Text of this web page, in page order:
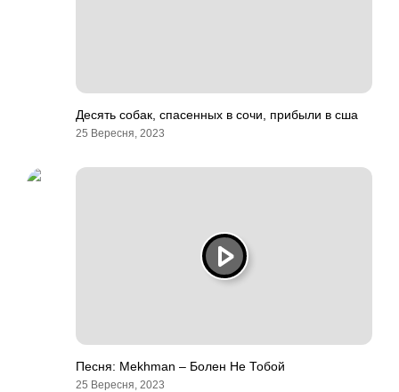
Десять собак, спасенных в сочи, прибыли в сша
25 Вересня, 2023
Песня: Mekhman – Болен Не Тобой
25 Вересня, 2023